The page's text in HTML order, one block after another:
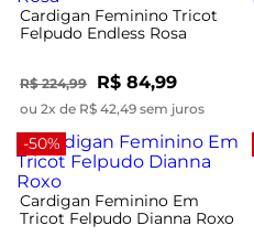
Cardigan Feminino Tricot
Felpudo Endless Rosa
R$ 224,99 R$ 84,99
ou 2x de R$ 42,49 sem juros
-50%
Cardigan Feminino Em
Tricot Felpudo Dianna Roxo